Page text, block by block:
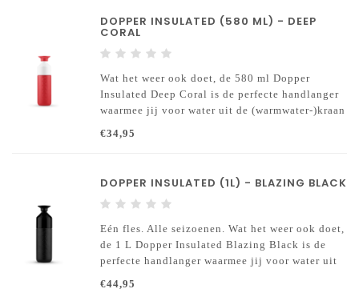
DOPPER INSULATED (580 ML) - DEEP
CORAL
Wat het weer ook doet, de 580 ml Dopper
Insulated Deep Coral is de perfecte handlanger
waarmee jij voor water uit de (warmwater-)kraan
€34,95
DOPPER INSULATED (1L) - BLAZING BLACK
Eén fles. Alle seizoenen. Wat het weer ook doet,
de 1 L Dopper Insulated Blazing Black is de
perfecte handlanger waarmee jij voor water uit
€44,95